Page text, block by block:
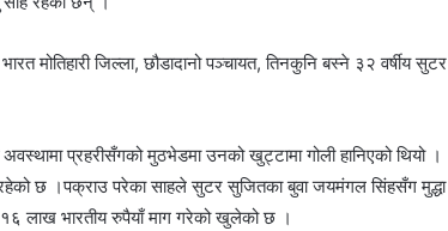
भारत मोतिहारी जिल्ला, छौडादानो पञ्चायत, तिनकुनि बस्ने ३२ वर्षीय सुटर
प्रहरीसँगको मुठभेडमा उनको खुट्टामा गोली हानिएको थियो ।
छ ।पक्राउ परेका साहले सुटर सुजितका बुवा जयमंगल सिंहसँग मुद्धा
१६ लाख भारतीय रुपैयाँ माग गरेको खुलेको छ ।